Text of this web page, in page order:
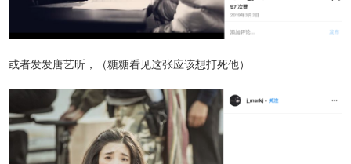
或者发发唐艺昕，（糖糖看见这张应该想打死他）